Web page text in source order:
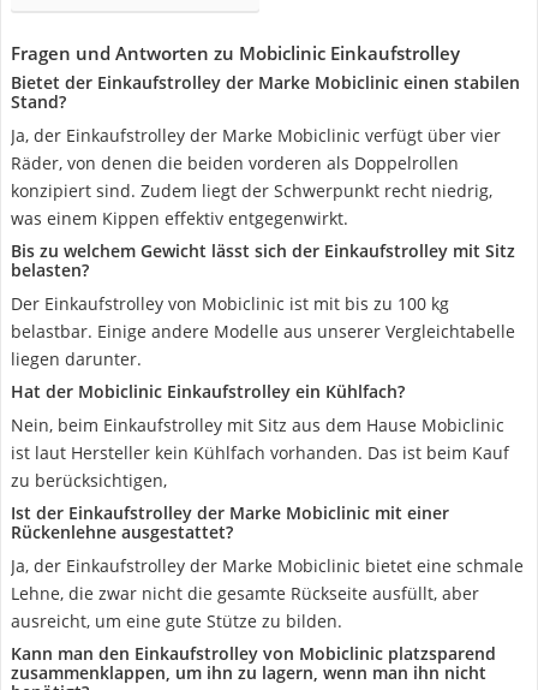
Fragen und Antworten zu Mobiclinic Einkaufstrolley
Bietet der Einkaufstrolley der Marke Mobiclinic einen stabilen
Stand?
Ja, der Einkaufstrolley der Marke Mobiclinic verfügt über vier
Räder, von denen die beiden vorderen als Doppelrollen
konzipiert sind. Zudem liegt der Schwerpunkt recht niedrig,
was einem Kippen effektiv entgegenwirkt.
Bis zu welchem Gewicht lässt sich der Einkaufstrolley mit Sitz
belasten?
Der Einkaufstrolley von Mobiclinic ist mit bis zu 100 kg
belastbar. Einige andere Modelle aus unserer Vergleichtabelle
liegen darunter.
Hat der Mobiclinic Einkaufstrolley ein Kühlfach?
Nein, beim Einkaufstrolley mit Sitz aus dem Hause Mobiclinic
ist laut Hersteller kein Kühlfach vorhanden. Das ist beim Kauf
zu berücksichtigen,
Ist der Einkaufstrolley der Marke Mobiclinic mit einer
Rückenlehne ausgestattet?
Ja, der Einkaufstrolley der Marke Mobiclinic bietet eine schmale
Lehne, die zwar nicht die gesamte Rückseite ausfüllt, aber
ausreicht, um eine gute Stütze zu bilden.
Kann man den Einkaufstrolley von Mobiclinic platzsparend
zusammenklappen, um ihn zu lagern, wenn man ihn nicht